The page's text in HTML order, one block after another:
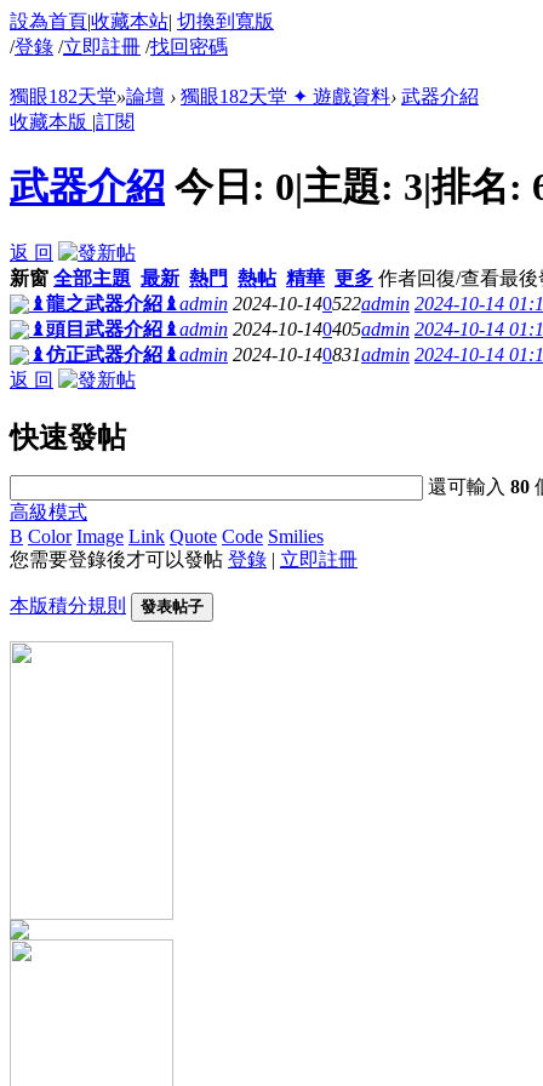
設為首頁|收藏本站| 切換到寬版
/登錄 /立即註冊 /找回密碼
獨眼182天堂»論壇 › 獨眼182天堂 ✦ 遊戲資料› 武器介紹
收藏本版 |訂閱
武器介紹 今日: 0|主題: 3|排名:
返 回
新窗 全部主題 最新 熱門 熱帖 精華 更多 作者回復/查看最後
♝龍之武器介紹♝admin 2024-10-140522admin 2024-10-14
♝頭目武器介紹♝admin 2024-10-140405admin 2024-10-14
♝仿正武器介紹♝admin 2024-10-140831admin 2024-10-14
返 回
快速發帖
還可輸入80
高級模式
B Color Image Link Quote Code Smilies
您需要登錄後才可以發帖 登錄 | 立即註冊
本版積分規則 發表帖子